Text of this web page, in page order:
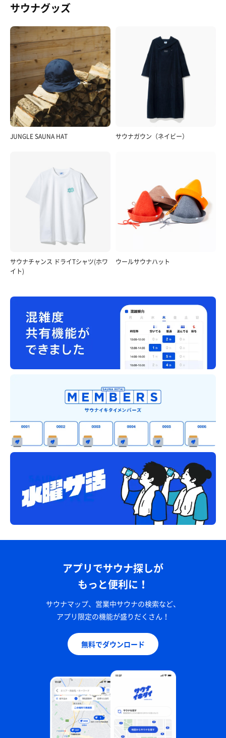
サウナグッズ
JUNGLE SAUNA HAT サウナガウン（ネイビー）
サウナチャンス ドライTシャツ(ホワ
イト)
ウールサウナハット
アプリでサウナ探しが
もっと便利に！
サウナマップ、営業中サウナの検索など、
アプリ限定の機能が盛りだくさん！
無料でダウンロード